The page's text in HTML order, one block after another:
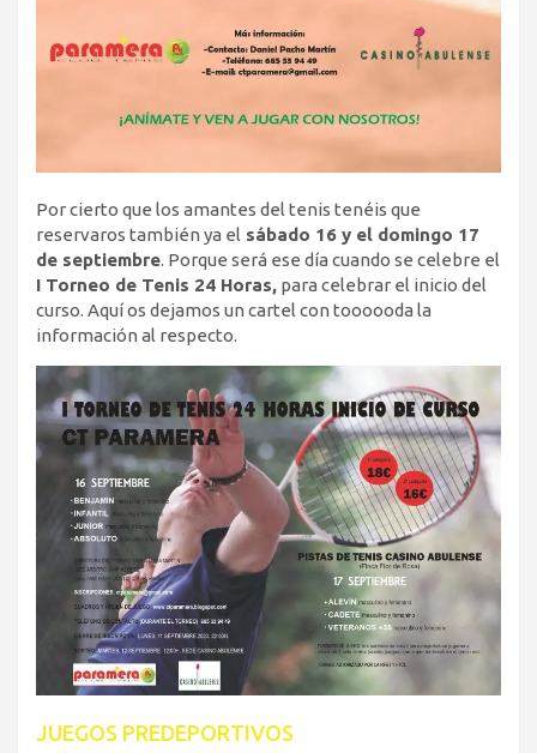
Por cierto que los amantes del tenis tenéis que
reservaros también ya el sábado 16 y el domingo 17
de septiembre. Porque será ese día cuando se celebre el
I Torneo de Tenis 24 Horas, para celebrar el inicio del
curso. Aquí os dejamos un cartel con toooooda la
información al respecto.
JUEGOS PREDEPORTIVOS